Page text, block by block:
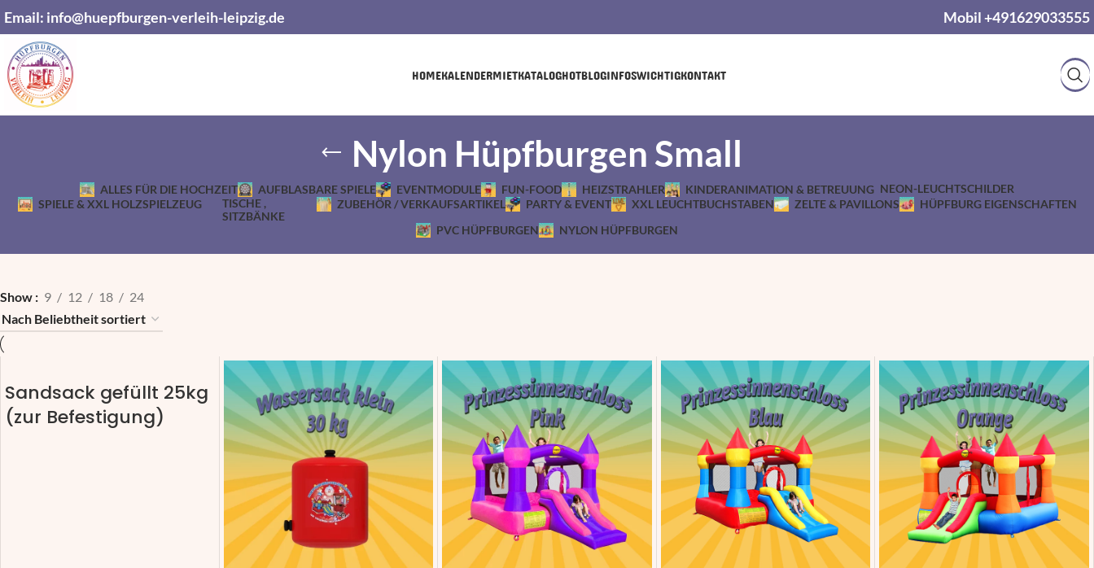
Email: info@huepfburgen-verleih-leipzig.de Mobil +491629033555
HOMEKALENDERMIETKATALOGHOTBLOGINFOSWICHTIGKONTAKT
Nylon Hüpfburgen Small
ALLES FÜR DIE HOCHZEIT AUFBLASBARE SPIELE EVENTMODULE FUN-FOOD HEIZSTRAHLER KINDERANIMATION & BETREUUNG NEON-LEUCHTSCHILDER
SPIELE & XXL HOLZSPIELZEUG
TISCHE ,
SITZBÄNKE
ZUBEHÖR / VERKAUFSARTIKEL PARTY & EVENT XXL LEUCHTBUCHSTABEN ZELTE & PAVILLONS
HÜPFBURG EIGENSCHAFTEN
PVC HÜPFBURGEN
NYLON HÜPFBURGEN
Show 9 12 18 24
Sandsack gefüllt 25kg
(zur Befestigung)